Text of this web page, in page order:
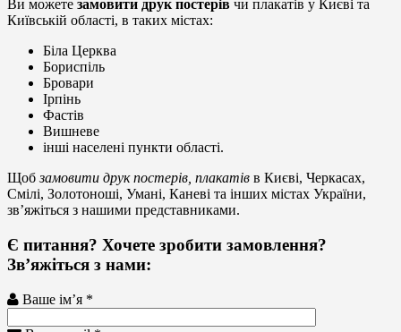
Ви можете замовити друк постерів чи плакатів у Києві та
Київській області, в таких містах:
Біла Церква
Бориспіль
Бровари
Ірпінь
Фастів
Вишневе
інші населені пункти області.
Щоб замовити друк постерів, плакатів в Києві, Черкасах,
Смілі, Золотоноші, Умані, Каневі та інших містах України,
зв’яжіться з нашими представниками.
Є питання? Хочете зробити замовлення?
Зв’яжіться з нами:
Ваше ім’я *